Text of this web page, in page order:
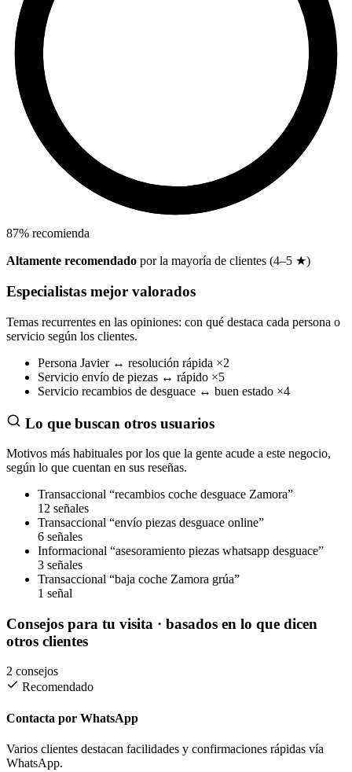
87% recomienda
Altamente recomendado por la mayoría de clientes (4–5 ★)
Especialistas mejor valorados
Temas recurrentes en las opiniones: con qué destaca cada persona o
servicio según los clientes.
Persona Javier ↔ resolución rápida ×2
Servicio envío de piezas ↔ rápido ×5
Servicio recambios de desguace ↔ buen estado ×4
Lo que buscan otros usuarios
Motivos más habituales por los que la gente acude a este negocio,
según lo que cuentan en sus reseñas.
Transaccional “recambios coche desguace Zamora”
12 señales
Transaccional “envío piezas desguace online”
6 señales
Informacional “asesoramiento piezas whatsapp desguace”
3 señales
Transaccional “baja coche Zamora grúa”
1 señal
Consejos para tu visita · basados en lo que dicen
otros clientes
2 consejos
Recomendado
Contacta por WhatsApp
Varios clientes destacan facilidades y confirmaciones rápidas vía
WhatsApp.